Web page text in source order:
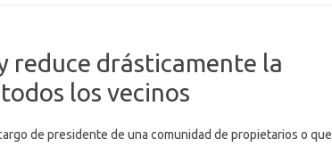
reduce drásticamente la
los vecinos
de presidente de una comunidad de propietarios o que